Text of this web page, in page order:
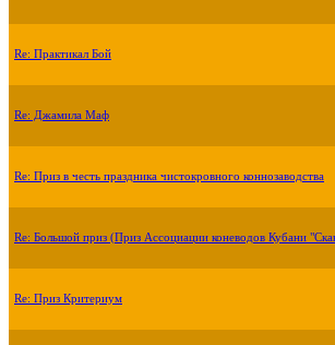
Re: Практикал Бой
Re: Джамила Маф
Re: Приз в честь праздника чистокровного коннозаводства
Re: Большой приз (Приз Ассоциации коневодов Кубани
Re: Приз Критериум